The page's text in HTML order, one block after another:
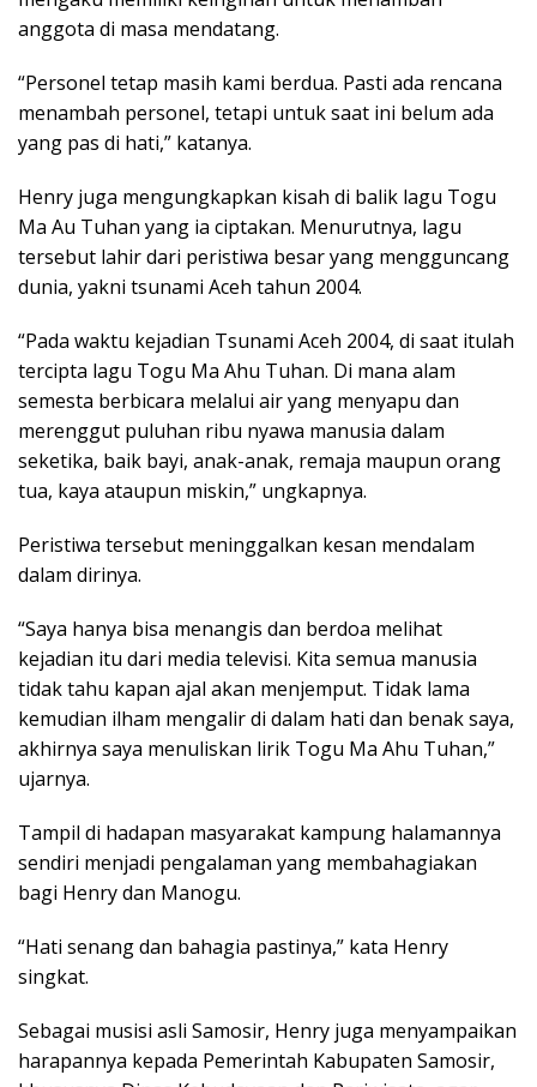
anggota di masa mendatang.
“Personel tetap masih kami berdua. Pasti ada rencana
menambah personel, tetapi untuk saat ini belum ada
yang pas di hati,” katanya.
Henry juga mengungkapkan kisah di balik lagu Togu
Ma Au Tuhan yang ia ciptakan. Menurutnya, lagu
tersebut lahir dari peristiwa besar yang mengguncang
dunia, yakni tsunami Aceh tahun 2004.
“Pada waktu kejadian Tsunami Aceh 2004, di saat itulah
tercipta lagu Togu Ma Ahu Tuhan. Di mana alam
semesta berbicara melalui air yang menyapu dan
merenggut puluhan ribu nyawa manusia dalam
seketika, baik bayi, anak-anak, remaja maupun orang
tua, kaya ataupun miskin,” ungkapnya.
Peristiwa tersebut meninggalkan kesan mendalam
dalam dirinya.
“Saya hanya bisa menangis dan berdoa melihat
kejadian itu dari media televisi. Kita semua manusia
tidak tahu kapan ajal akan menjemput. Tidak lama
kemudian ilham mengalir di dalam hati dan benak saya,
akhirnya saya menuliskan lirik Togu Ma Ahu Tuhan,”
ujarnya.
Tampil di hadapan masyarakat kampung halamannya
sendiri menjadi pengalaman yang membahagiakan
bagi Henry dan Manogu.
“Hati senang dan bahagia pastinya,” kata Henry
singkat.
Sebagai musisi asli Samosir, Henry juga menyampaikan
harapannya kepada Pemerintah Kabupaten Samosir,